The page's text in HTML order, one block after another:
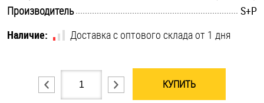
Хомуты
Шайбы
Шпильки
Шплинты
Производитель
S+P
Наличие:
Доставка с оптового склада от 1 дня
КУПИТЬ